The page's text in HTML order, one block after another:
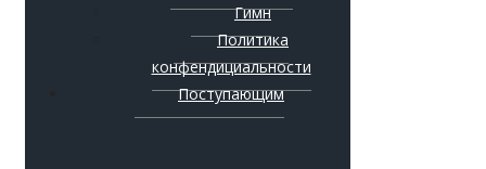
Гимн
Политика
конфендициальности
Поступающим